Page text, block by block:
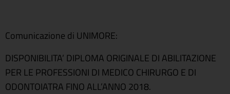
Comunicazione di UNIMORE:
DISPONIBILITA’ DIPLOMA ORIGINALE DI ABILITAZIONE
PER LE PROFESSIONI DI MEDICO CHIRURGO E DI
ODONTOIATRA FINO ALL’ANNO 2018.